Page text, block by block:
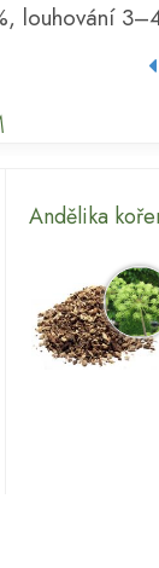
louhování
Andělika